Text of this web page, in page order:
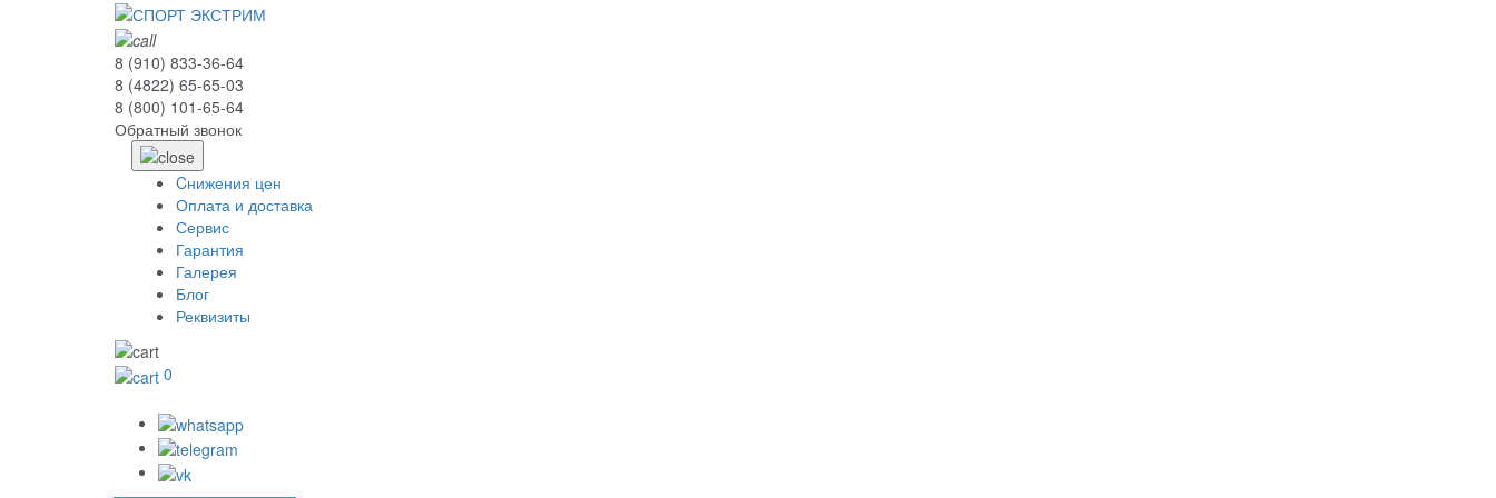
8 (910) 833-36-64
8 (4822) 65-65-03
8 (800) 101-65-64
Обратный звонок
Cнижения цен
Оплата и доставка
Сервис
Гарантия
Галерея
Блог
Реквизиты
0